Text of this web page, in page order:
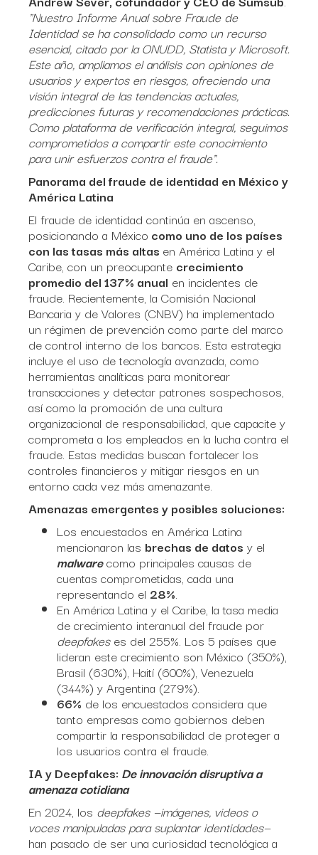
"Nuestro Informe Anual sobre Fraude de
Identidad se ha consolidado como un recurso
esencial, citado por la ONUDD, Statista y Microsoft.
Este año, ampliamos el análisis con opiniones de
usuarios y expertos en riesgos, ofreciendo una
visión integral de las tendencias actuales,
predicciones futuras y recomendaciones prácticas.
Como plataforma de verificación integral, seguimos
comprometidos a compartir este conocimiento
para unir esfuerzos contra el fraude".
Panorama del fraude de identidad en México y
América Latina
El fraude de identidad continúa en ascenso,
posicionando a México como uno de los países
con las tasas más altas en América Latina y el
Caribe, con un preocupante crecimiento
promedio del 137% anual en incidentes de
fraude. Recientemente, la Comisión Nacional
Bancaria y de Valores (CNBV) ha implementado
un régimen de prevención como parte del marco
de control interno de los bancos. Esta estrategia
incluye el uso de tecnología avanzada, como
herramientas analíticas para monitorear
transacciones y detectar patrones sospechosos,
así como la promoción de una cultura
organizacional de responsabilidad, que capacite y
comprometa a los empleados en la lucha contra el
fraude. Estas medidas buscan fortalecer los
controles financieros y mitigar riesgos en un
entorno cada vez más amenazante.
Amenazas emergentes y posibles soluciones:
Los encuestados en América Latina
mencionaron las brechas de datos y el
malwarecomo principales causas de
cuentas comprometidas, cada una
representando el 28%.
En América Latina y el Caribe, la tasa media
de crecimiento interanual del fraude por
deepfakeses del 255%. Los 5 países que
lideran este crecimiento son México (350%),
Brasil (630%), Haití (600%), Venezuela
(344%) y Argentina (279%).
66% de los encuestados considera que
tanto empresas como gobiernos deben
compartir la responsabilidad de proteger a
los usuarios contra el fraude.
IA y Deepfakes: De innovación disruptiva a
amenaza cotidiana
En 2024, los deepfakes —imágenes, videos o
voces manipuladas para suplantar identidades—
han pasado de ser una curiosidad tecnológica a